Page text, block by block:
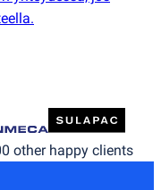
other happy clients